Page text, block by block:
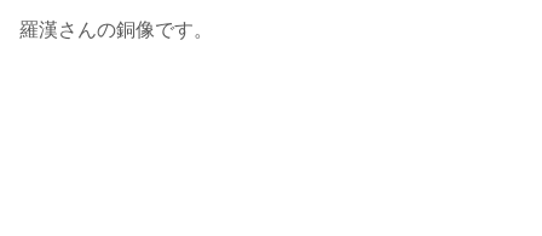
羅漢さんの銅像です。